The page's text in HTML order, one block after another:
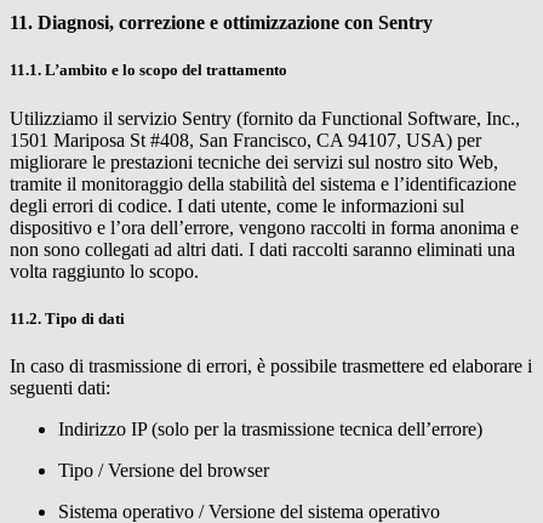
11. Diagnosi, correzione e ottimizzazione con Sentry
11.1. L’ambito e lo scopo del trattamento
Utilizziamo il servizio Sentry (fornito da Functional Software, Inc.,
1501 Mariposa St #408, San Francisco, CA 94107, USA) per
migliorare le prestazioni tecniche dei servizi sul nostro sito Web,
tramite il monitoraggio della stabilità del sistema e l’identificazione
degli errori di codice. I dati utente, come le informazioni sul
dispositivo e l’ora dell’errore, vengono raccolti in forma anonima e
non sono collegati ad altri dati. I dati raccolti saranno eliminati una
volta raggiunto lo scopo.
11.2. Tipo di dati
In caso di trasmissione di errori, è possibile trasmettere ed elaborare i
seguenti dati:
Indirizzo IP (solo per la trasmissione tecnica dell’errore)
Tipo / Versione del browser
Sistema operativo / Versione del sistema operativo